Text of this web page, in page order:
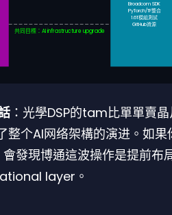
Broadcom SDK
PyTorch/TF整合
1.6T模組測試
GitHub資源
共同目標：AI infrastructure upgrade
：光學DSP的tam比單單賣
整个AI网络架構的演进。如果
發現博通這波操作是提前布
layer。